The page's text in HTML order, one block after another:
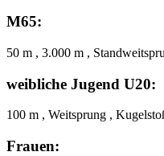
M65:
50 m , 3.000 m ,
weibliche Jugend U20:
100 m , Weitsprung ,
Frauen: